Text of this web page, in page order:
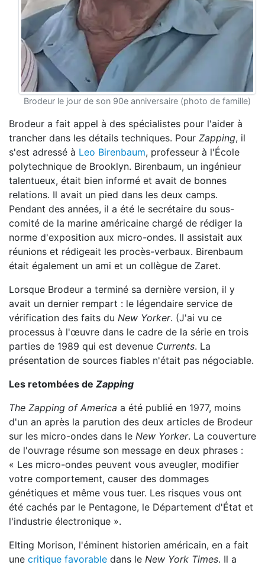
Brodeur le jour de son 90e anniversaire (photo de famille)
Brodeur a fait appel à des spécialistes pour l'aider à
trancher dans les détails techniques. Pour Zapping, il
s'est adressé à Leo Birenbaum, professeur à l'École
polytechnique de Brooklyn. Birenbaum, un ingénieur
talentueux, était bien informé et avait de bonnes
relations. Il avait un pied dans les deux camps.
Pendant des années, il a été le secrétaire du sous-
comité de la marine américaine chargé de rédiger la
norme d'exposition aux micro-ondes. Il assistait aux
réunions et rédigeait les procès-verbaux. Birenbaum
était également un ami et un collègue de Zaret.
Lorsque Brodeur a terminé sa dernière version, il y
avait un dernier rempart : le légendaire service de
vérification des faits du New Yorker. (J'ai vu ce
processus à l'œuvre dans le cadre de la série en trois
parties de 1989 qui est devenue Currents. La
présentation de sources fiables n'était pas négociable.
Les retombées de Zapping
The Zapping of America a été publié en 1977, moins
d'un an après la parution des deux articles de Brodeur
sur les micro-ondes dans le New Yorker. La couverture
de l'ouvrage résume son message en deux phrases :
« Les micro-ondes peuvent vous aveugler, modifier
votre comportement, causer des dommages
génétiques et même vous tuer. Les risques vous ont
été cachés par le Pentagone, le Département d'État et
l'industrie électronique ».
Elting Morison, l'éminent historien américain, en a fait
une critique favorable dans le New York Times. Il a